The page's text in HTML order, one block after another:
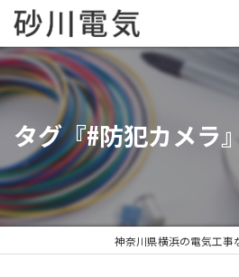
タグ『#防犯カメラ
神奈川県横浜の電気工事